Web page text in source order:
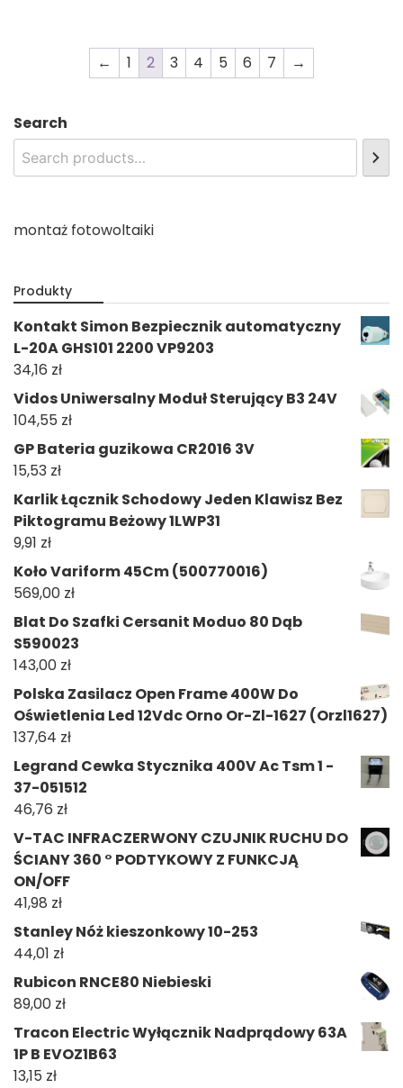
← 1 2 3 4 5 6 7 →
Search
montaż fotowoltaiki
Produkty
Kontakt Simon Bezpiecznik automatyczny
L-20A GHS101 2200 VP9203
34,16 zł
Vidos Uniwersalny Moduł Sterujący B3 24V
104,55 zł
GP Bateria guzikowa CR2016 3V
15,53 zł
Karlik Łącznik Schodowy Jeden Klawisz Bez
Piktogramu Beżowy 1LWP31
9,91 zł
Koło Variform 45Cm (500770016)
569,00 zł
Blat Do Szafki Cersanit Moduo 80 Dąb
S590023
143,00 zł
Polska Zasilacz Open Frame 400W Do
Oświetlenia Led 12Vdc Orno Or-Zl-1627 (Orzl1627)
137,64 zł
Legrand Cewka Stycznika 400V Ac Tsm 1 -
37-051512
46,76 zł
V-TAC INFRACZERWONY CZUJNIK RUCHU DO
ŚCIANY 360 ° PODTYKOWY Z FUNKCJĄ
ON/OFF
41,98 zł
Stanley Nóż kieszonkowy 10-253
44,01 zł
Rubicon RNCE80 Niebieski
89,00 zł
Tracon Electric Wyłącznik Nadprądowy 63A
1P B EVOZ1B63
13,15 zł